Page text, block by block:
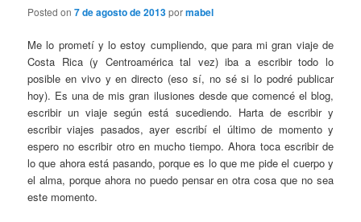
Posted on7 de agosto de 2013pormabel
Me lo prometí y lo estoy cumpliendo, que para mi gran viaje de
Costa Rica (y Centroamérica tal vez) iba a escribir todo lo
posible en vivo y en directo (eso sí, no sé si lo podré publicar
hoy). Es una de mis gran ilusiones desde que comencé el blog,
escribir un viaje según está sucediendo. Harta de escribir y
escribir viajes pasados, ayer escribí el último de momento y
espero no escribir otro en mucho tiempo. Ahora toca escribir de
lo que ahora está pasando, porque es lo que me pide el cuerpo y
el alma, porque ahora no puedo pensar en otra cosa que no sea
este momento.